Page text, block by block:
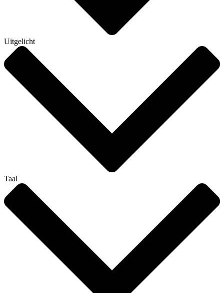
Uitgelicht
Taal